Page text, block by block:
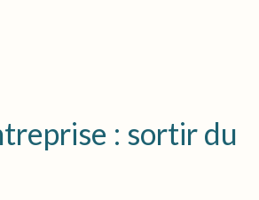
: sortir du